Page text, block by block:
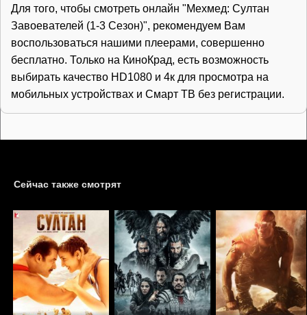
Для того, чтобы смотреть онлайн "Мехмед: Султан
Завоевателей (1-3 Сезон)", рекомендуем Вам
воспользоваться нашими плеерами, совершенно
бесплатно. Только на КиноКрад, есть возможность
выбирать качество HD1080 и 4к для просмотра на
мобильных устройствах и Смарт ТВ без регистрации.
Сейчас также смотрят